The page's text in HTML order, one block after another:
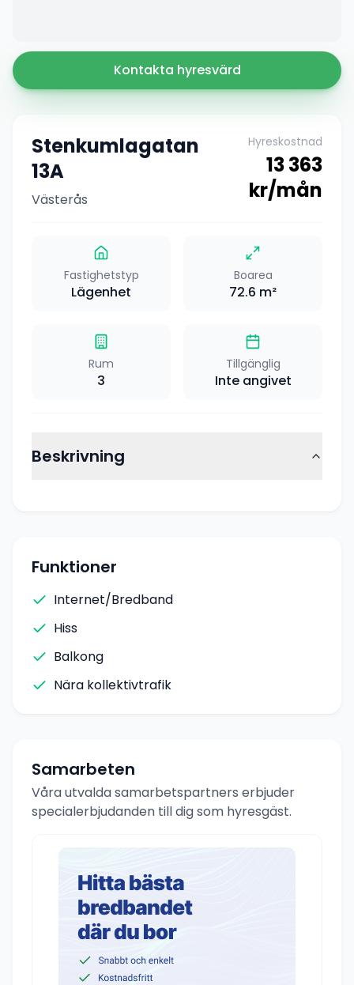
Kontakta hyresvärd
Stenkumlagatan
13A
Västerås
Hyreskostnad
13 363
kr/mån
Fastighetstyp
Lägenhet
Boarea
72.6 m²
Rum
3
Tillgänglig
Inte angivet
Beskrivning
Funktioner
Internet/Bredband
Hiss
Balkong
Nära kollektivtrafik
Samarbeten
Våra utvalda samarbetspartners erbjuder
specialerbjudanden till dig som hyresgäst.